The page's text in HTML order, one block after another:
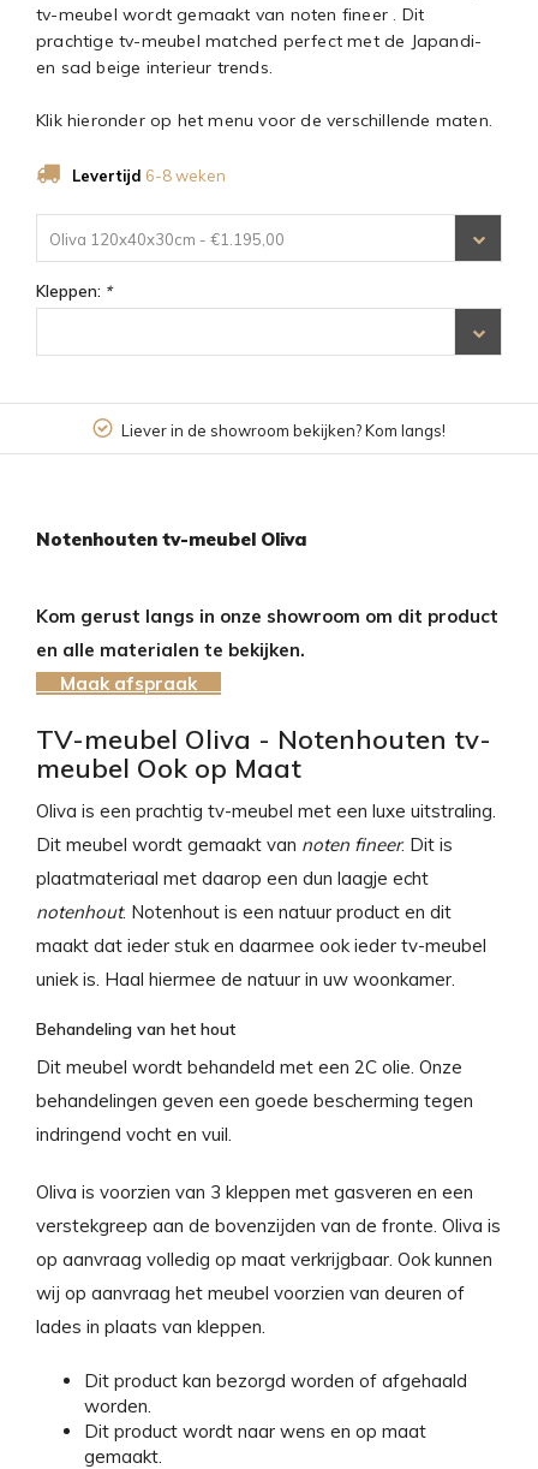
tv-meubel wordt gemaakt van noten fineer . Dit
prachtige tv-meubel matched perfect met de Japandi-
en sad beige interieur trends.
Klik hieronder op het menu voor de verschillende maten.
Levertijd 6-8 weken
Oliva 120x40x30cm - €1.195,00
Kleppen: *
Liever in de showroom bekijken? Kom langs!
Notenhouten tv-meubel Oliva
Kom gerust langs in onze showroom om dit product
en alle materialen te bekijken.
Maak afspraak
TV-meubel Oliva - Notenhouten tv-
meubel Ook op Maat
Oliva is een prachtig tv-meubel met een luxe uitstraling.
Dit meubel wordt gemaakt van noten fineer. Dit is
plaatmateriaal met daarop een dun laagje echt
notenhout. Notenhout is een natuur product en dit
maakt dat ieder stuk en daarmee ook ieder tv-meubel
uniek is. Haal hiermee de natuur in uw woonkamer.
Behandeling van het hout
Dit meubel wordt behandeld met een 2C olie. Onze
behandelingen geven een goede bescherming tegen
indringend vocht en vuil.
Oliva is voorzien van 3 kleppen met gasveren en een
verstekgreep aan de bovenzijden van de fronte. Oliva is
op aanvraag volledig op maat verkrijgbaar. Ook kunnen
wij op aanvraag het meubel voorzien van deuren of
lades in plaats van kleppen.
Dit product kan bezorgd worden of afgehaald
worden.
Dit product wordt naar wens en op maat
gemaakt.